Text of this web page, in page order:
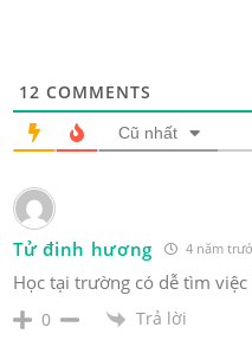
12 COMMENTS
Cũ nhất
Tử đinh hương 4 năm
Học tại trường có dễ tìm
0 Trả lời